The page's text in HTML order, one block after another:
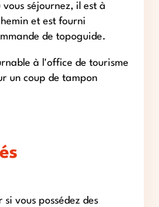
séjournez, il est à
et est fourni
de topoguide.
à l'office de tourisme
un coup de tampon
vous possédez des